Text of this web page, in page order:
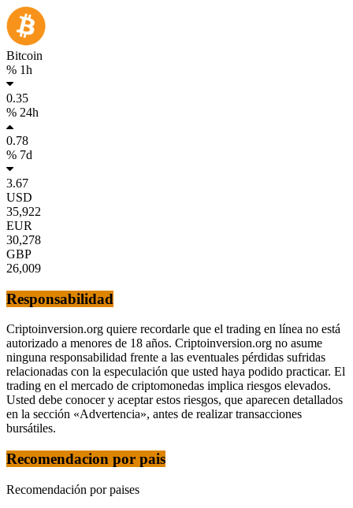
Bitcoin
% 1h
0.35
% 24h
0.78
% 7d
3.67
USD
35,922
EUR
30,278
GBP
26,009
Responsabilidad
Criptoinversion.org quiere recordarle que el trading en línea no está
autorizado a menores de 18 años. Criptoinversion.org no asume
ninguna responsabilidad frente a las eventuales pérdidas sufridas
relacionadas con la especulación que usted haya podido practicar. El
trading en el mercado de criptomonedas implica riesgos elevados.
Usted debe conocer y aceptar estos riesgos, que aparecen detallados
en la sección «Advertencia», antes de realizar transacciones
bursátiles.
Recomendacion por pais
Recomendación por paises